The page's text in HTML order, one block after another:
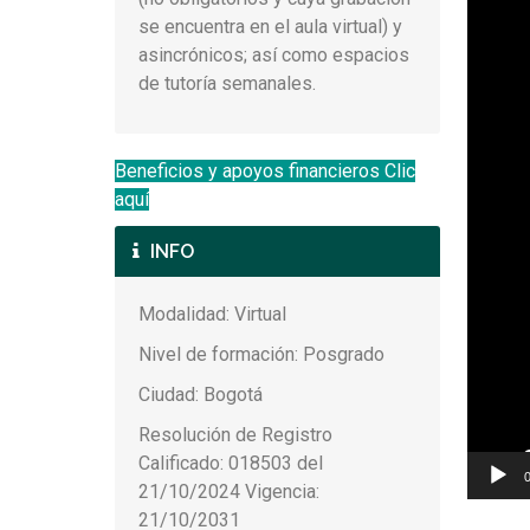
se encuentra en el aula virtual) y
asincrónicos; así como espacios
de tutoría semanales.
Beneficios y apoyos financieros Clic
aquí
INFO
Modalidad: Virtual
Nivel de formación: Posgrado
Ciudad: Bogotá
Resolución de Registro
Calificado: 018503 del
21/10/2024 Vigencia:
21/10/2031